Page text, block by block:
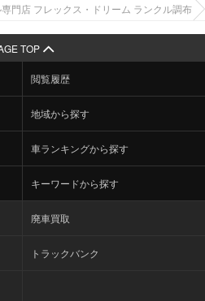
門店 フレックス・ドリーム ランクル調布
TOP
閲覧履歴
地域から探す
車ランキングから探す
キーワードから探す
廃車買取
トラックバンク